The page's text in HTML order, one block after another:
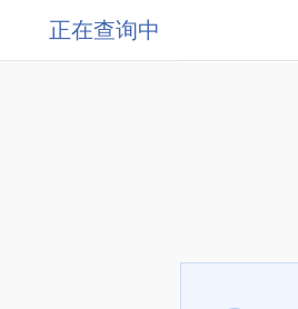
正在查询中